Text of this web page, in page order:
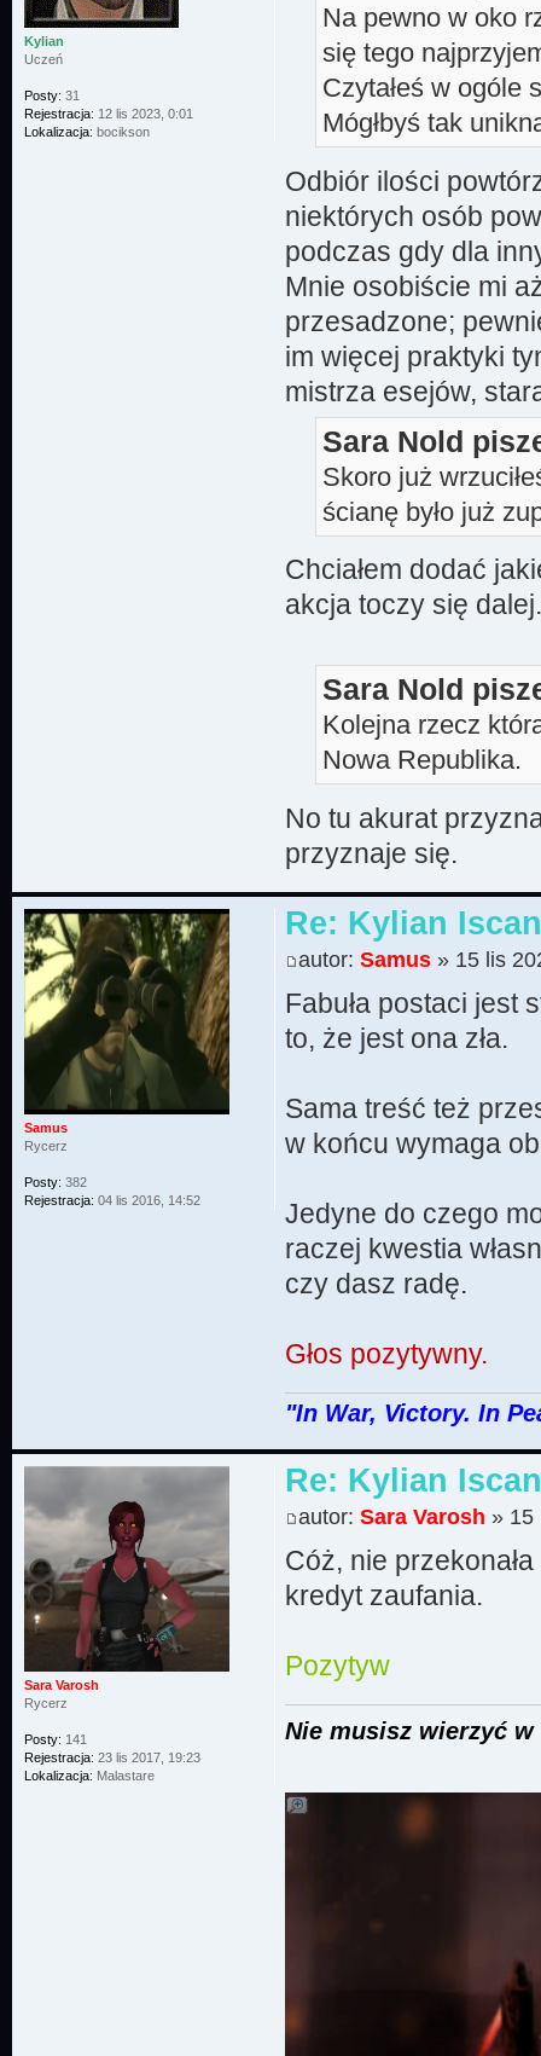
Na pewno w oko
się tego
Czytałeś w ogóle
Mógłbyś tak
Odbiór ilości
niektórych osób
podczas gdy dla
Mnie osobiście mi
przesadzone;
im więcej praktyki
mistrza esejów,
Sara Nold
Skoro już
ścianę było już
Chciałem dodać
akcja toczy się
Sara Nold
Kolejna rzecz
Nowa Republika.
No tu akurat
przyznaje się.
Kylian
Uczeń
Posty: 31
Rejestracja: 12 lis 2023, 0:01
Lokalizacja: bocikson
Re: Kylian
autor:Samus » 15 lis
Fabuła postaci jest
to, że jest ona zła.
Sama treść też
w końcu wymaga
Jedyne do czego
raczej kwestia
czy dasz radę.
Głos pozytywny.
"In War, Victory. In
Samus
Rycerz
Posty: 382
Rejestracja: 04 lis 2016, 14:52
Re: Kylian
autor:Sara Varosh » 15
Cóż, nie
kredyt zaufania.
Pozytyw
Nie musisz wierzyć
Sara Varosh
Rycerz
Posty: 141
Rejestracja: 23 lis 2017, 19:23
Lokalizacja: Malastare